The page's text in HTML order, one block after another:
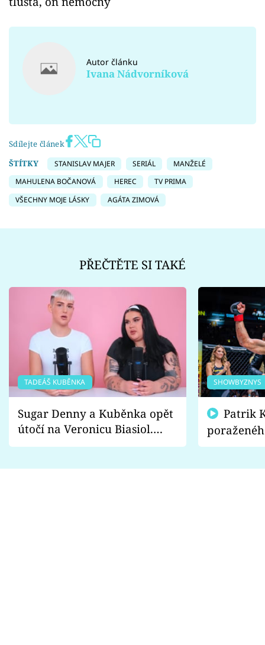
Autor článku
Ivana Nádvorníková
Sdílejte článek
ŠTÍTKY
STANISLAV MAJER SERIÁL
MANŽELÉ
MAHULENA BOČANOVÁ
HEREC
TV PRIMA
VŠECHNY MOJE LÁSKY
AGÁTA ZIMOVÁ
PŘEČTĚTE SI TAKÉ
TADEÁŠ KUBĚNKA
Sugar Denny a Kuběnka opět
útočí na Veronicu Biasiol.
Proč je podle nich falešná a
SHOWBYZNYS
fanoušci